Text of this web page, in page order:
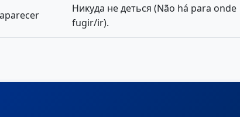
Никуда не деться (Não há para onde
fugir/ir).